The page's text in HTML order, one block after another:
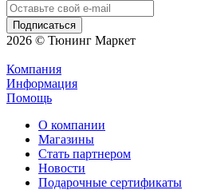
2026 © Тюнинг Маркет
Компания
Информация
Помощь
О компании
Магазины
Стать партнером
Новости
Подарочные сертификаты